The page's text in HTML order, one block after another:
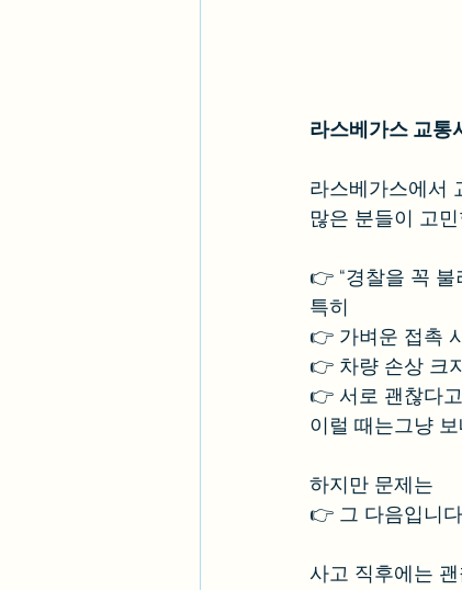
라스베가스 교통
라스베가스에서
많은 분들이 고
👉 “경찰을 꼭 불
특히
👉 가벼운 접촉
👉 차량 손상 크
👉 서로 괜찮다
이럴 때는그냥
하지만 문제는
👉 그 다음입니
사고 직후에는